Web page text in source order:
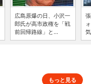
広島原爆の日、小沢一
郎氏が高市政権を「戦
前回帰路線」と...
もっと見る